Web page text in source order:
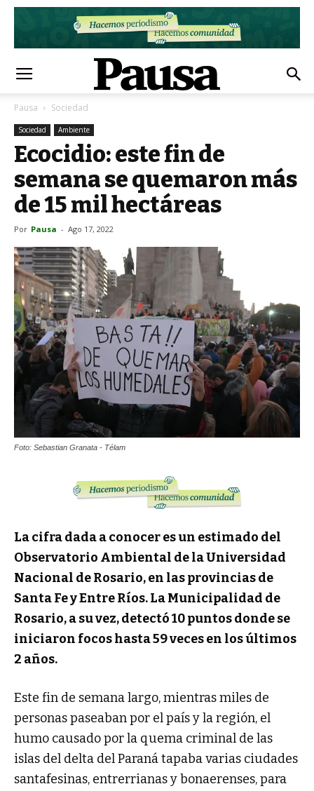
Pausa Sociedad
Sociedad Ambiente
Ecocidio: este fin de
semana se quemaron más
de 15 mil hectáreas
Por Pausa - Ago 17, 2022
Foto: Sebastian Granata - Télam
La cifra dada a conocer es un estimado del
Observatorio Ambiental de la Universidad
Nacional de Rosario, en las provincias de
Santa Fe y Entre Ríos. La Municipalidad de
Rosario, a su vez, detectó 10 puntos donde se
iniciaron focos hasta 59 veces en los últimos
2 años.
Este fin de semana largo, mientras miles de
personas paseaban por el país y la región, el
humo causado por la quema criminal de las
islas del delta del Paraná tapaba varias ciudades
santafesinas, entrerrianas y bonaerenses, para